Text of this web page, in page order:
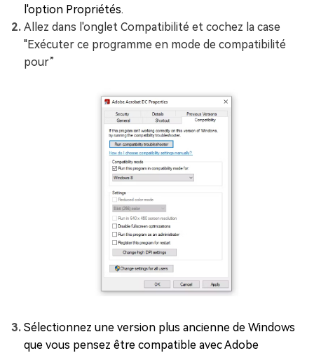
l'option Propriétés.
Allez dans l'onglet Compatibilité et cochez la case
"Exécuter ce programme en mode de compatibilité
pour”
Sélectionnez une version plus ancienne de Windows
que vous pensez être compatible avec Adobe